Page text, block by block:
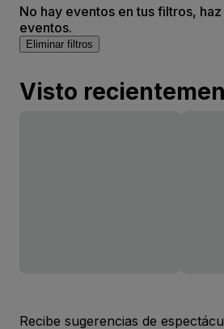
No hay eventos en tus filtros,
eventos.
Eliminar filtros
Visto
Recibe sugerencias de